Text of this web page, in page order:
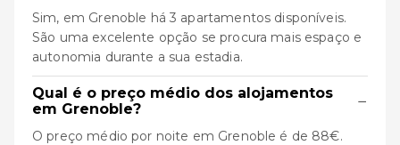
Sim, em Grenoble há 3 apartamentos disponíveis.
São uma excelente opção se procura mais espaço e
autonomia durante a sua estadia.
Qual é o preço médio dos alojamentos
em Grenoble?
−
O preço médio por noite em Grenoble é de 88€.